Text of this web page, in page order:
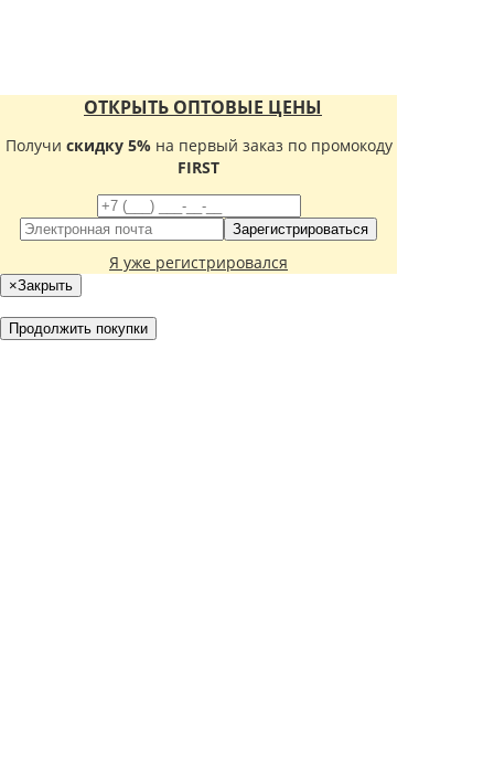
ОТКРЫТЬ ОПТОВЫЕ ЦЕНЫ
Получи скидку 5%на первый заказ по промокоду
FIRST
Зарегистрироваться
Я уже регистрировался
×Закрыть
Продолжить покупки